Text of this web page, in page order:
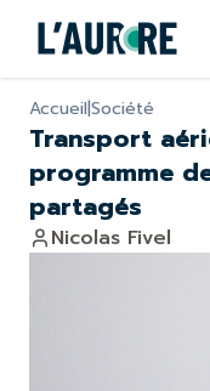
Accueil|Société
Transport
programme
partagés
Nicolas Fivel